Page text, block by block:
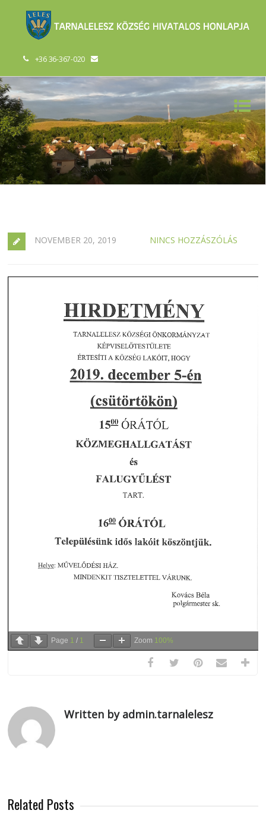
+36 36-367-020
NOVEMBER 20, 2019 NINCS HOZZÁSZÓLÁS
Page 1 / 1 Zoom 100%
Written by admin.tarnalelesz
Related Posts